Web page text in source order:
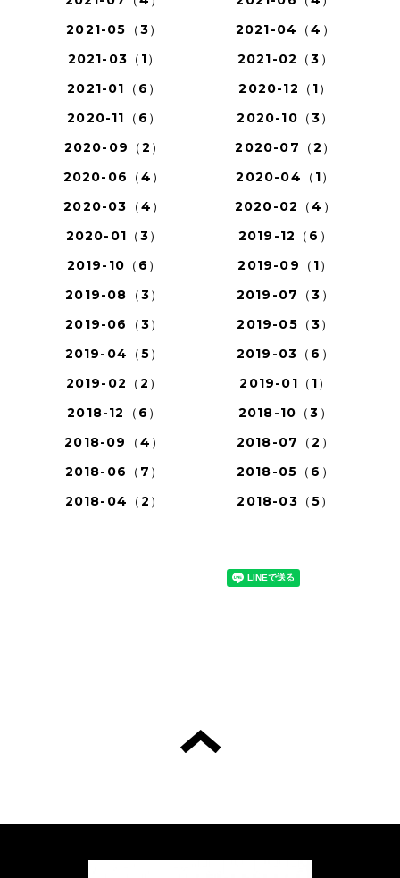
2021-05（3）
2021-04（4）
2021-03（1）
2021-02（3）
2021-01（6）
2020-12（1）
2020-11（6）
2020-10（3）
2020-09（2）
2020-07（2）
2020-06（4）
2020-04（1）
2020-03（4）
2020-02（4）
2020-01（3）
2019-12（6）
2019-10（6）
2019-09（1）
2019-08（3）
2019-07（3）
2019-06（3）
2019-05（3）
2019-04（5）
2019-03（6）
2019-02（2）
2019-01（1）
2018-12（6）
2018-10（3）
2018-09（4）
2018-07（2）
2018-06（7）
2018-05（6）
2018-04（2）
2018-03（5）